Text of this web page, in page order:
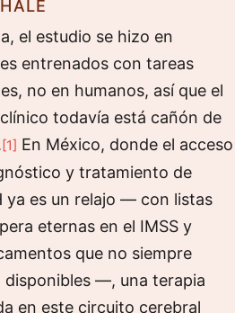
el estudio se hizo en
entrenados con tareas
no en humanos, así que el
todavía está cañón de
[1] En México, donde el acceso
y tratamiento de
ya es un relajo — con listas
eternas en el IMSS y
que no siempre
disponibles —, una terapia
en este circuito cerebral